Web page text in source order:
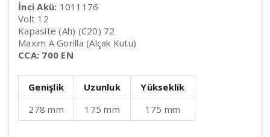
İnci Akü: 1011176
Volt 12
Kapasite (Ah) (C20) 72
Maxim A Gorilla (Alçak Kutu)
CCA: 700 EN
Genişlik Uzunluk
Yükseklik
278 mm
175 mm 175 mm